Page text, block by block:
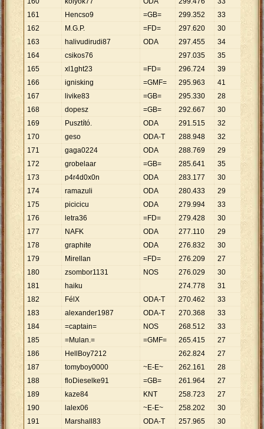
161
Hencso9 =GB= 299.352 33
071
162
M.G.P. =FD= 297.620 30
921
163
halivudirudi87 ODA 297.455 34
749
164
csikos76 297.035 35 8
487
165
xl1ght23 =FD= 296.724 39
608
166
ignisking =GMF= 295.963 41 7.
219
167
livike83 =GB= 295.330 28 10
168
dopesz =GB= 292.667 30
169
Pusztító. ODA 291.515 32 . 110
170
geso ODA-T 288.948 32
030
171
gaga0224 ODA 288.769 29 . 958
172
grobelaar =GB= 285.641 35 8
161
173
p4r4d0x0n ODA 283.177 30 9
174
ramazuli ODA 280.433 29
670
175
picicicu ODA 279.994 33 .
485
176
letra36 =FD= 279.428 30 9
314
177
NAFK ODA 277.110 29 9
556
178
graphite ODA 276.832 30
228
179
Mirellan =FD= 276.209 27 10
180
zsombor1131 NOS 276.029 30 9
201
181
haiku 274.778 31
864
182
FélX ODA-T 270.462 33 . 196
183
alexander1987 ODA-T 270.368 33
193
184
=captain= NOS 268.512 33 . 137
185
=Mulan.= =GMF= 265.415 27 9
830
186
HellBoy7212 262.824 27 9
734
187
tomyboy0000 ~E-E~ 262.161 28
363
188
floDieselke91 =GB= 261.964 27 9.
702
189
kaze84 KNT 258.723 27 9
582
190
lalex06 ~E-E~ 258.202 30
607
191
Marshall83 ODA-T 257.965 30
599